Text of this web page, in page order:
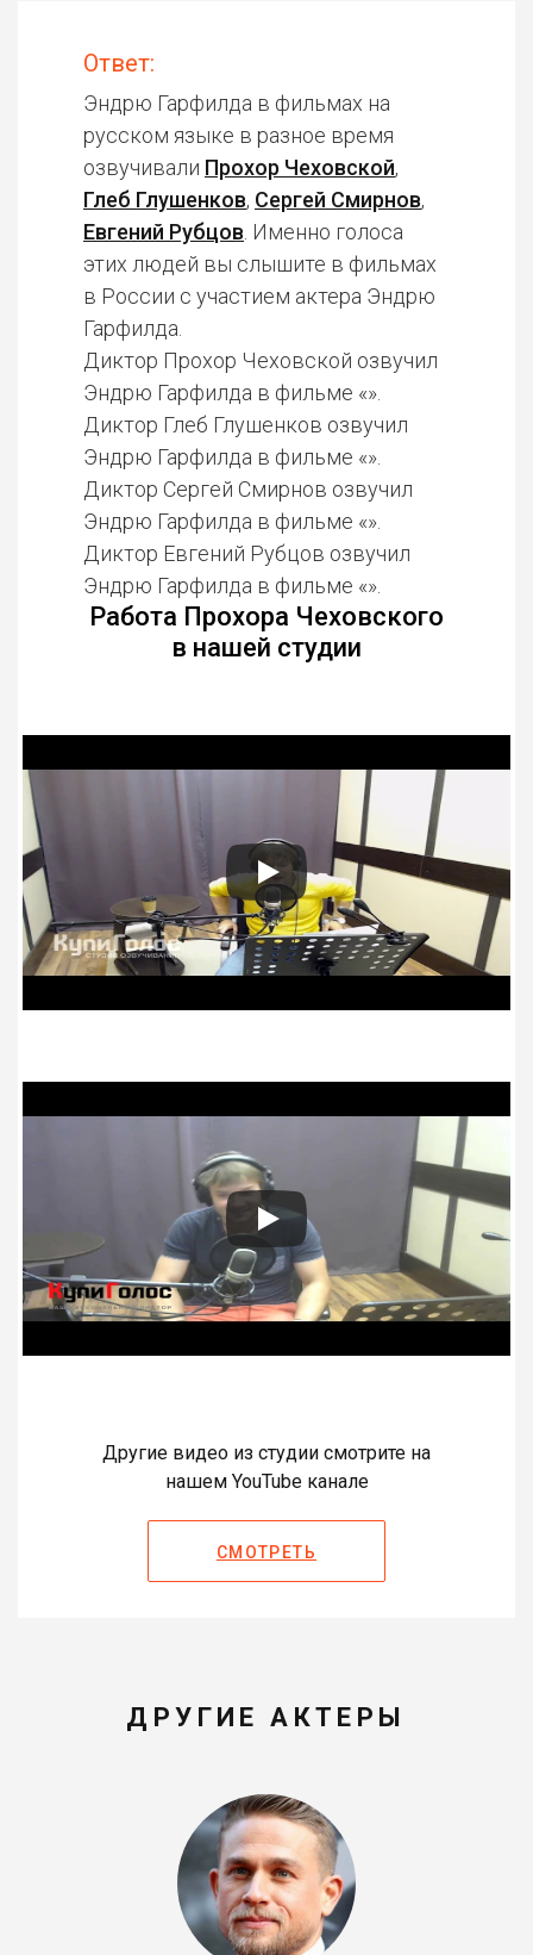
Ответ:
Эндрю Гарфилда в фильмах на
русском языке в разное время
озвучивали Прохор Чеховской,
Глеб Глушенков, Сергей Смирнов,
Евгений Рубцов . Именно голоса
этих людей вы слышите в фильмах
в России с участием актера Эндрю
Гарфилда.
Диктор Прохор Чеховской озвучил
Эндрю Гарфилда в фильме «».
Диктор Глеб Глушенков озвучил
Эндрю Гарфилда в фильме «».
Диктор Сергей Смирнов озвучил
Эндрю Гарфилда в фильме «».
Диктор Евгений Рубцов озвучил
Эндрю Гарфилда в фильме «».
Работа Прохора Чеховского
в нашей студии
Другие видео из студии смотрите на
нашем YouTube канале
СМОТРЕТЬ
ДРУГИЕ АКТЕРЫ